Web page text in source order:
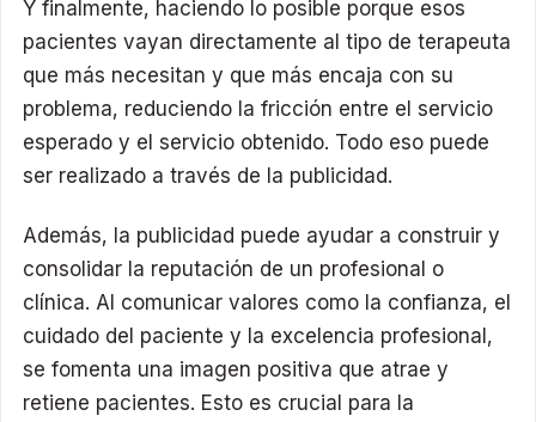
Y finalmente, haciendo lo posible porque esos
pacientes vayan directamente al tipo de terapeuta
que más necesitan y que más encaja con su
problema, reduciendo la fricción entre el servicio
esperado y el servicio obtenido. Todo eso puede
ser realizado a través de la publicidad.
Además, la publicidad puede ayudar a construir y
consolidar la reputación de un profesional o
clínica. Al comunicar valores como la confianza, el
cuidado del paciente y la excelencia profesional,
se fomenta una imagen positiva que atrae y
retiene pacientes. Esto es crucial para la